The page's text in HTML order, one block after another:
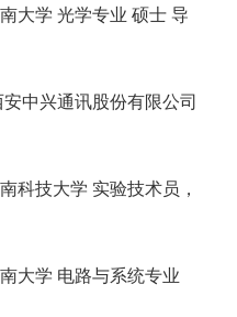
大学 光学专业 硕士 导
中兴通讯股份有限公司
科技大学 实验技术员，
大学 电路与系统专业